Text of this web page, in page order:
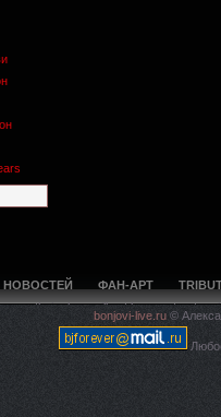
НОВОСТЕЙ ФАН-АРТ
as their class will not be
live.ru/
bonjovi-live.ru©